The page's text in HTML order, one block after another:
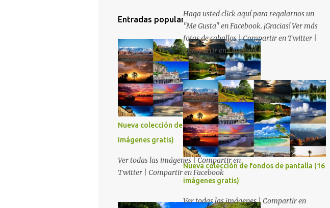
Entradas populares
Nueva colección de fondos de pantalla (16
imágenes gratis)
Ver todas las imágenes | Compartir en
Twitter | Compartir en Facebook
Haga usted click aquí para regalarnos un
"Me Gusta" en Facebook. ¡Gracias! Ver más
fotos de caballos | Compartir en Twitter |
Compartir en Facebook
Nueva colección de fondos de pantalla (16
imágenes gratis)
Ver todas las imágenes | Compartir en